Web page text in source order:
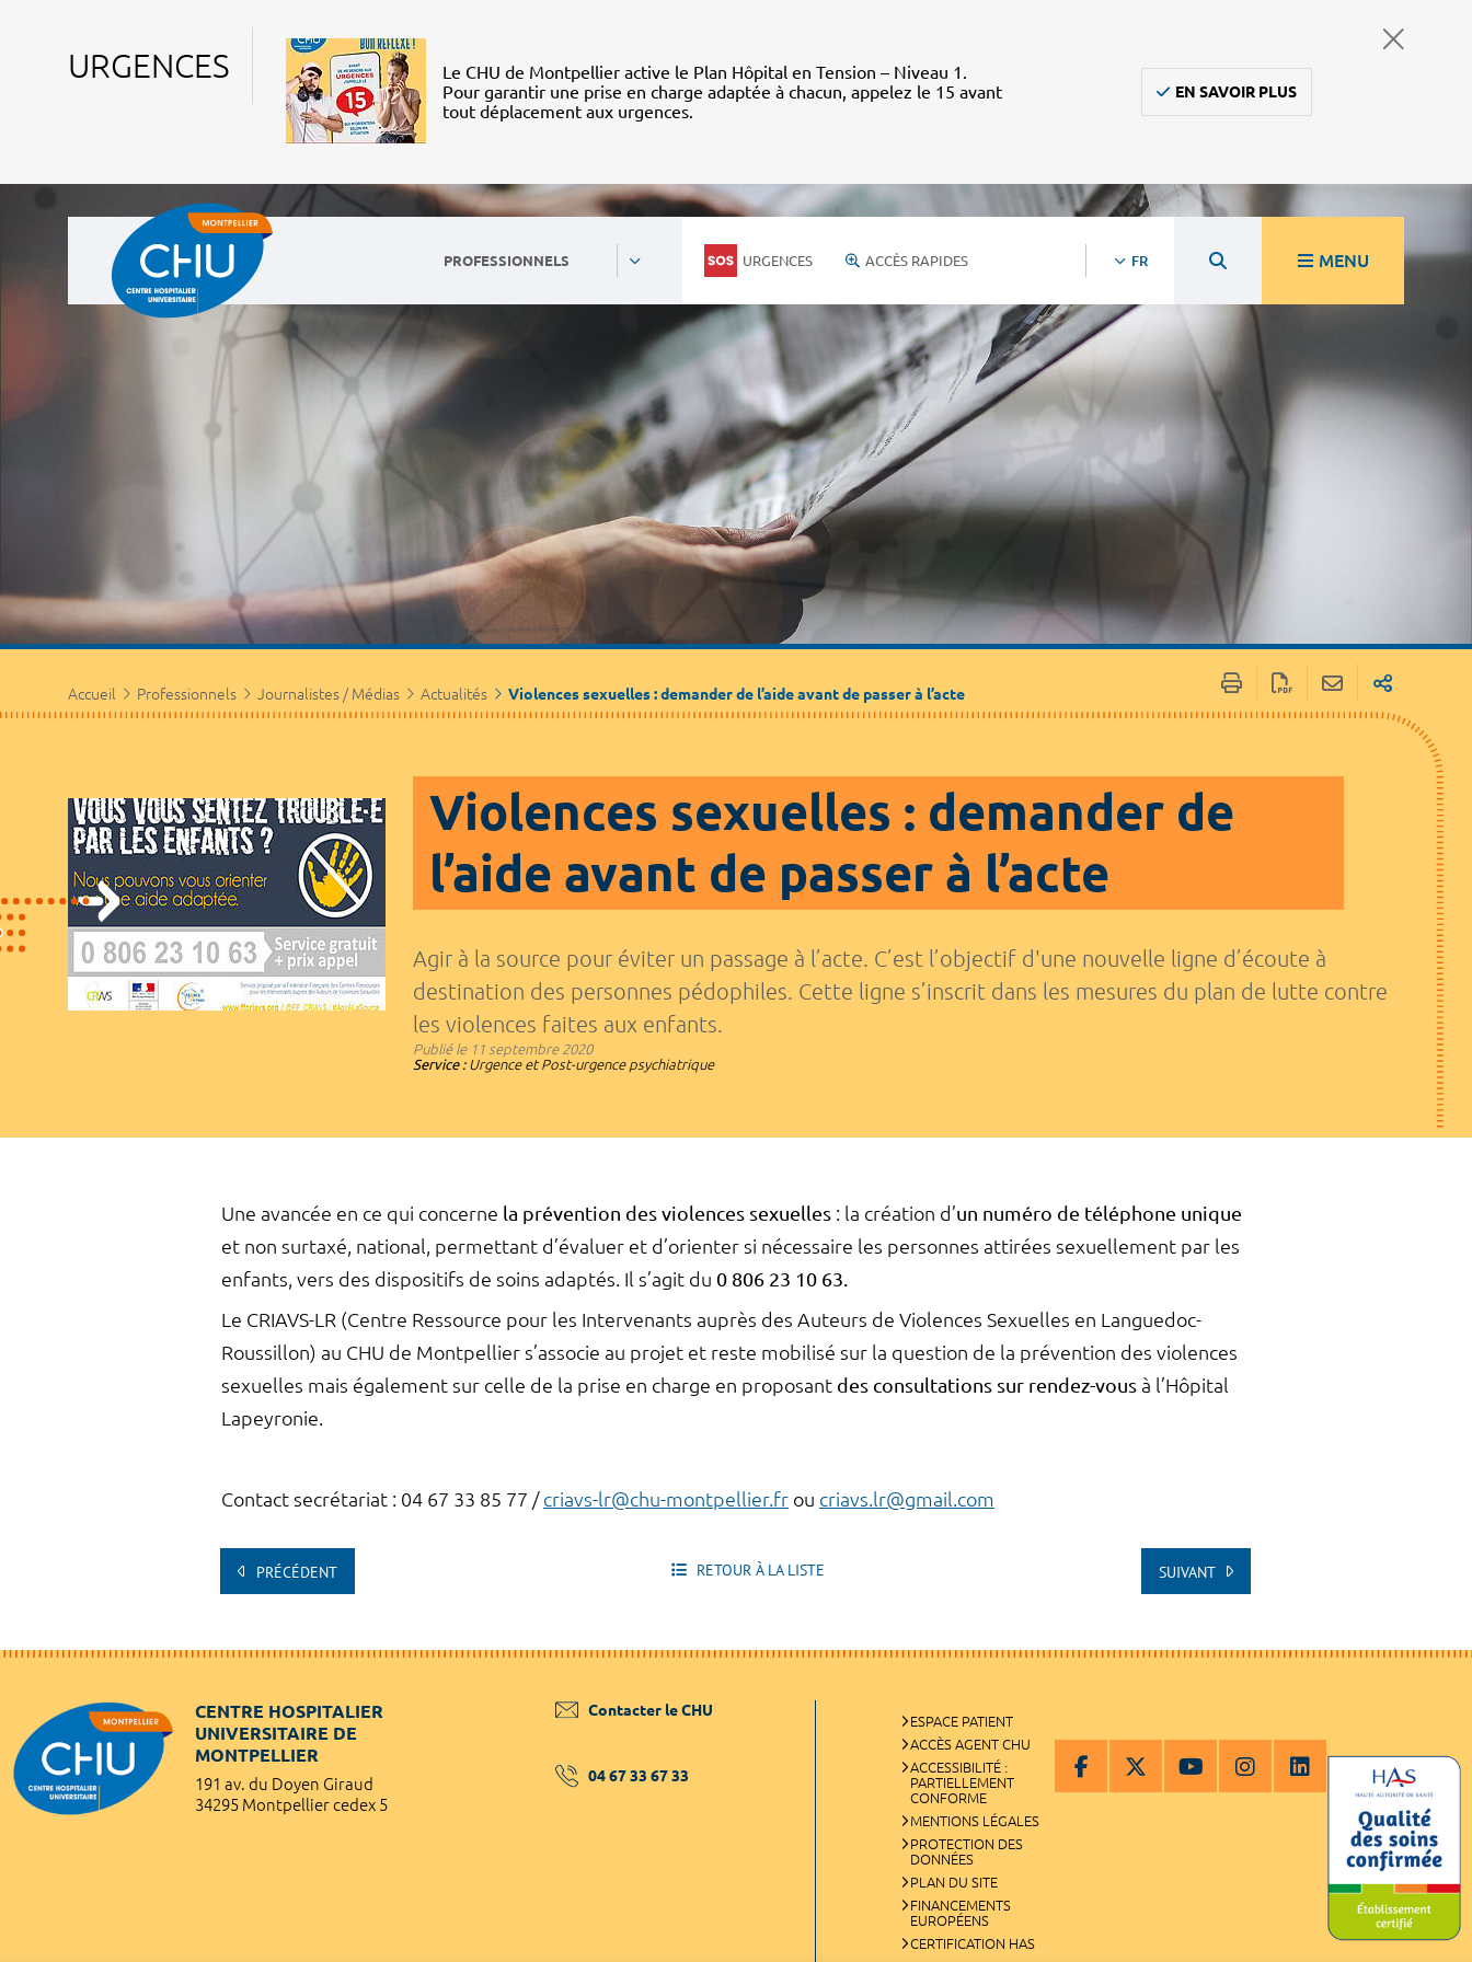
URGENCES
Le CHU de Montpellier active le Plan Hôpital en Tension – Niveau 1.
Pour garantir une prise en charge adaptée à chacun, appelez le 15 avant
tout déplacement aux urgences.
EN SAVOIR PLUS
PROFESSIONNELS URGENCES ACCÈS RAPIDES FR MENU
Personnels du CHU Nous rejoindre Ambulanciers, taxis, vsl
Médecine de ville Marchés publics
Partenaires / Associations
Accueil Professionnels Journalistes / Médias Actualités Violences sexuelles : demander de l’aide avant de passer à l’acte
Violences sexuelles : demander de
l’aide avant de passer à l’acte
Agir à la source pour éviter un passage à l’acte. C’est l’objectif d'une nouvelle ligne d’écoute à
destination des personnes pédophiles. Cette ligne s’inscrit dans les mesures du plan de lutte contre
les violences faites aux enfants.
Publié le11 septembre 2020
Service : Urgence et Post-urgence psychiatrique
Une avancée en ce qui concerne la prévention des violences sexuelles : la création d’un numéro de téléphone unique
et non surtaxé, national, permettant d’évaluer et d’orienter si nécessaire les personnes attirées sexuellement par les
enfants, vers des dispositifs de soins adaptés. Il s’agit du 0 806 23 10 63.
Le CRIAVS-LR (Centre Ressource pour les Intervenants auprès des Auteurs de Violences Sexuelles en Languedoc-
Roussillon) au CHU de Montpellier s’associe au projet et reste mobilisé sur la question de la prévention des violences
sexuelles mais également sur celle de la prise en charge en proposant des consultations sur rendez-vous à l’Hôpital
Lapeyronie.
Contact secrétariat : 04 67 33 85 77 / criavs-lr@chu-montpellier.fr ou criavs.lr@gmail.com
PRÉCÉDENT RETOUR À LA LISTE SUIVANT
CENTRE HOSPITALIER
UNIVERSITAIRE DE
MONTPELLIER
191 av. du Doyen Giraud
34295 Montpellier cedex 5
Contacter le CHU
04 67 33 67 33
ESPACE PATIENT
ACCÈS AGENT CHU
ACCESSIBILITÉ :
PARTIELLEMENT
CONFORME
MENTIONS LÉGALES
PROTECTION DES
DONNÉES
PLAN DU SITE
FINANCEMENTS
EUROPÉENS
CERTIFICATION HAS